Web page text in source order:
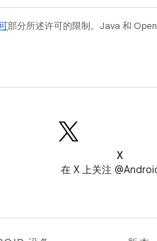
部分所述许可的限制。Java 和
X
在 X 上关注